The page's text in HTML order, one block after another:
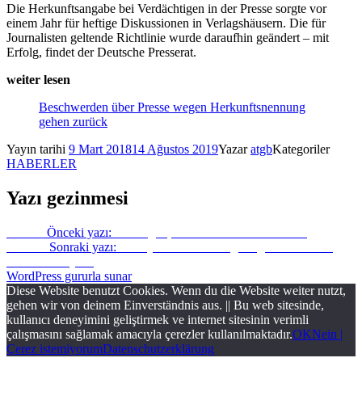
Die Herkunftsangabe bei Verdächtigen in der Presse sorgte vor
einem Jahr für heftige Diskussionen in Verlagshäusern. Die für
Journalisten geltende Richtlinie wurde daraufhin geändert – mit
Erfolg, findet der Deutsche Presserat.
weiter lesen
Beschwerden über Presse wegen Herkunftsnennung
gehen zurück
Yayın tarihi 9 Mart 201814 Ağustos 2019YazaratgbKategoriler
HABERLER
Yazı gezinmesi
Önceki yazı:
Sonraki yazı:
WordPress gururla sunar
Diese Website benutzt Cookies. Wenn du die Website weiter nutzt,
gehen wir von deinem Einverständnis aus. || Bu web sitesinde,
kullanıcı deneyimini geliştirmek ve internet sitesinin verimli
çalışmasını sağlamak amacıyla çerezler kullanılmaktadır.OKNein |
Çerez istemiyorumDatenschutzerklärung